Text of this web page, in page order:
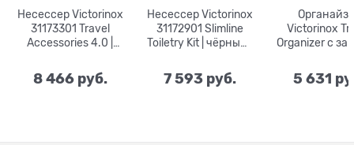
Несессер Victorinox
31173301 Travel
Accessories 4.0 |
27х9х27
8 466 руб.
Несессер Victorinox
31172901 Slimline
Toiletry Kit | чёрный |
7 593 руб.
Victorinox
Organizer с
RFID
5 631